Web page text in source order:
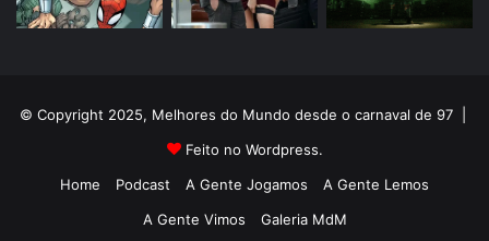
© Copyright 2025, Melhores do Mundo desde o carnaval de 97 |
Feito no Wordpress.
Home
Podcast A Gente Jogamos
A Gente Lemos
A Gente Vimos
Galeria MdM